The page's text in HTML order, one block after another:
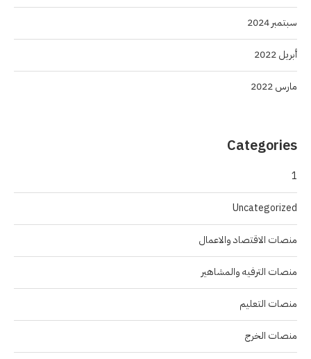
سبتمبر 2024
أبريل 2022
مارس 2022
Categories
1
Uncategorized
منصات الاقتصاد والاعمال
منصات الترفيه والمشاهير
منصات التعليم
منصات الخرج